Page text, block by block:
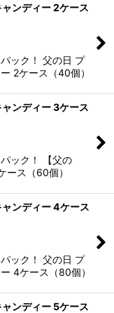
ンディー 2ケース
ック！ 父の日 プ
2ケース（40個）
ンディー 3ケース
ック！ 【父の
ース（60個）
ンディー 4ケース
ック！ 父の日 プ
4ケース（80個）
ンディー 5ケース